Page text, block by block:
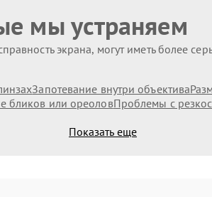
мы устраняем
экрана, могут иметь более
Запотевание внутри объектива
бликов или ореоловПроблемы с
Показать еще